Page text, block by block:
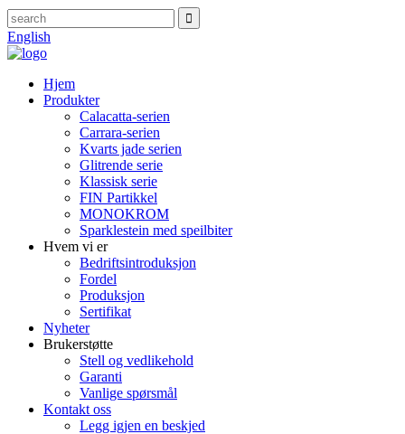
English
Hjem
Produkter
Calacatta-serien
Carrara-serien
Kvarts jade serien
Glitrende serie
Klassisk serie
FIN Partikkel
MONOKROM
Sparklestein med speilbiter
Hvem vi er
Bedriftsintroduksjon
Fordel
Produksjon
Sertifikat
Nyheter
Brukerstøtte
Stell og vedlikehold
Garanti
Vanlige spørsmål
Kontakt oss
Legg igjen en beskjed